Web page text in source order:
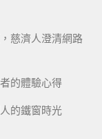
慈濟人澄清網路
的體驗心得
的鐵窗時光